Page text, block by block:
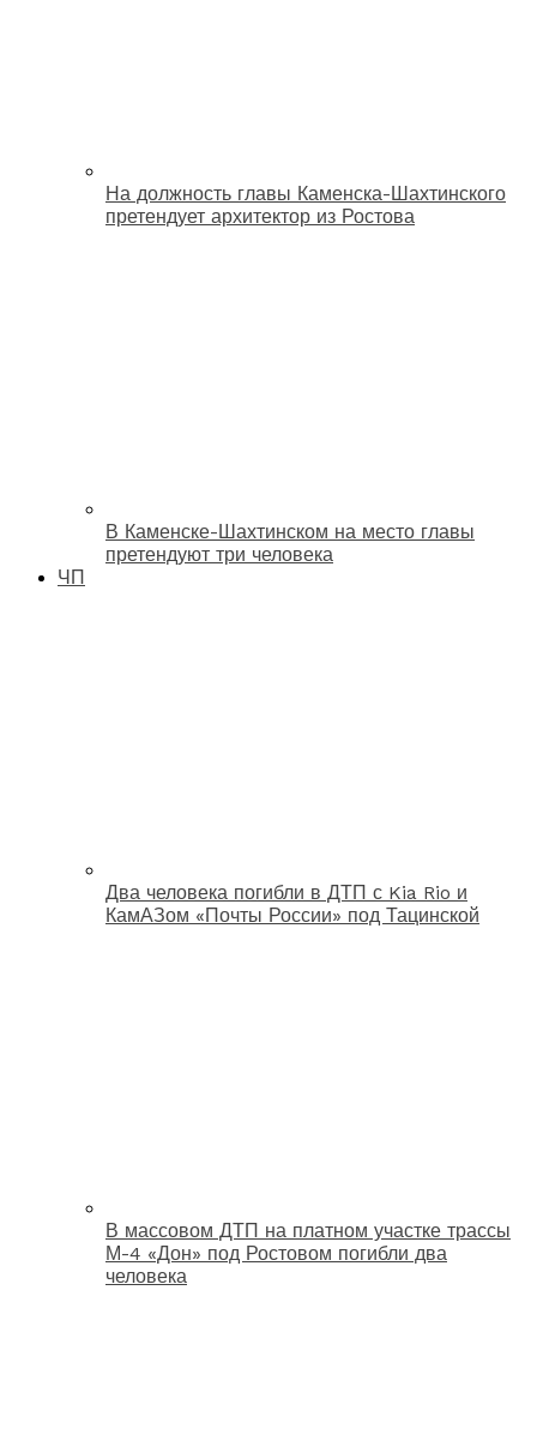
На должность главы Каменска-Шахтинского
претендует архитектор из Ростова
В Каменске-Шахтинском на место главы
претендуют три человека
ЧП
Два человека погибли в ДТП с Kia Rio и
КамАЗом «Почты России» под Тацинской
В массовом ДТП на платном участке трассы
М-4 «Дон» под Ростовом погибли два
человека